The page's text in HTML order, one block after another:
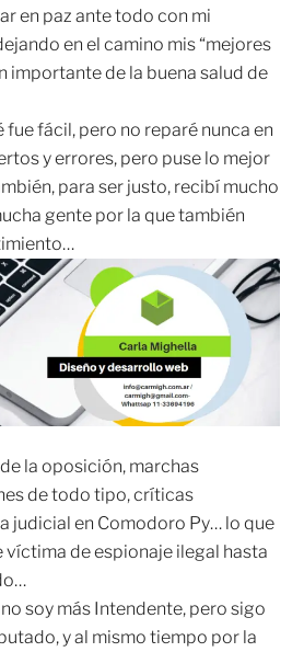
en paz ante todo con mi
en el camino mis “mejores
importante de la buena salud de
fue fácil, pero no reparé nunca en
y errores, pero puse lo mejor
para ser justo, recibí mucho
gente por la que también
la oposición, marchas
de todo tipo, críticas
judicial en Comodoro Py… lo que
víctima de espionaje ilegal hasta
soy más Intendente, pero sigo
y al mismo tiempo por la